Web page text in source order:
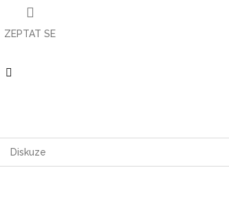
ZEPTAT SE
Diskuze